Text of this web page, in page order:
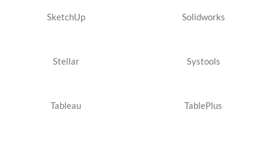
SketchUp Solidworks
Stellar Systools
Tableau TablePlus